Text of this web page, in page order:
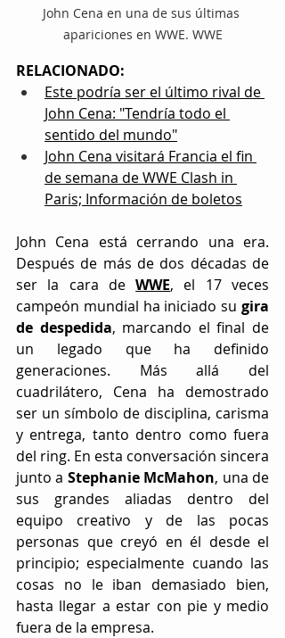
John Cena en una de sus últimas
apariciones en WWE. WWE
RELACIONADO:
Este podría ser el último rival de
John Cena: "Tendría todo el
sentido del mundo"
John Cena visitará Francia el fin
de semana de WWE Clash in
Paris; Información de boletos
John Cena está cerrando una era.
Después de más de dos décadas de
ser la cara de WWE, el 17 veces
campeón mundial ha iniciado su gira
de despedida, marcando el final de
un legado que ha definido
generaciones. Más allá del
cuadrilátero, Cena ha demostrado
ser un símbolo de disciplina, carisma
y entrega, tanto dentro como fuera
del ring. En esta conversación sincera
junto a Stephanie McMahon, una de
sus grandes aliadas dentro del
equipo creativo y de las pocas
personas que creyó en él desde el
principio; especialmente cuando las
cosas no le iban demasiado bien,
hasta llegar a estar con pie y medio
fuera de la empresa.